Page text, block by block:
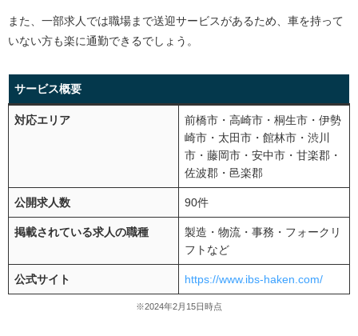
また、一部求人では職場まで送迎サービスがあるため、車を持って
いない方も楽に通勤できるでしょう。
サービス概要
対応エリア
前橋市・高崎市・桐生市・伊勢
崎市・太田市・館林市・渋川
市・藤岡市・安中市・甘楽郡・
佐波郡・邑楽郡
公開求人数 90件
掲載されている求人の職種
製造・物流・事務・フォークリ
フトなど
公式サイト https://www.ibs-haken.com/
※2024年2月15日時点